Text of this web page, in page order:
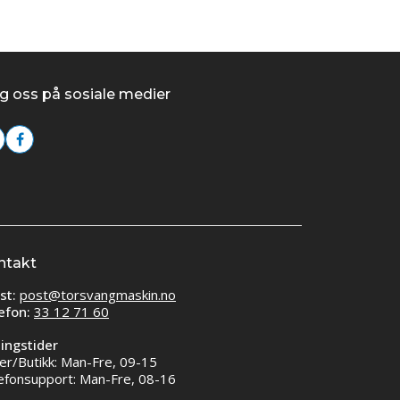
oss på sosiale medier
post@torsvangmaskin.no
33 12 71 60
Butikk: Man-Fre, 09-15
Man-Fre, 08-16